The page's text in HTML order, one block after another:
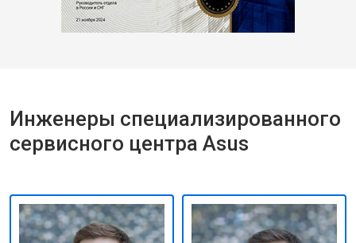
Инженеры специализированного
сервисного центра Asus